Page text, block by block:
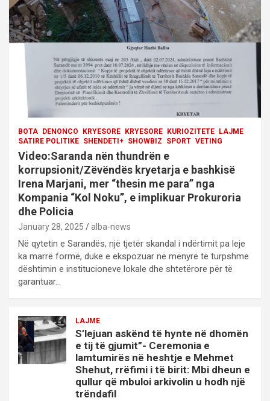
i
o
n
BOTA DENONCO KRYESORE KRYESORE KURIOZITETE
LAJME
SATIRE POLITIKE SHENDETI+ SHOWBIZ SPORT VETING
Video:Saranda nën thundrën e
korrupsionit/Zëvëndës kryetarja e bashkisë
Irena Marjani, mer “thesin me para” nga
Kompania “Kol Noku”, e implikuar Prokuroria
dhe Policia
January 28, 2025 alba-news
Në qytetin e Sarandës, një tjetër skandal i ndërtimit pa leje
ka marrë formë, duke e ekspozuar në mënyrë të turpshme
dështimin e institucioneve lokale dhe shtetërore për të
garantuar…
LAJME
S’lejuan askënd të hynte në dhomën
e tij të gjumit”- Ceremonia e
lamtumirës në heshtje e Mehmet
Shehut, rrëfimi i të birit: Mbi dheun e
qullur që mbuloi arkivolin u hodh një
trëndafil